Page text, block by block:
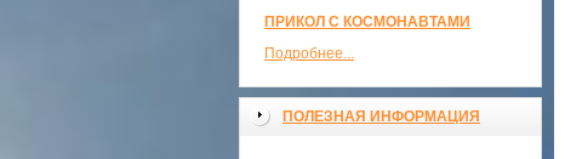
ПРИКОЛ С КОСМОНАВТАМИ
Подробнее...
ПОЛЕЗНАЯ ИНФОРМАЦИЯ